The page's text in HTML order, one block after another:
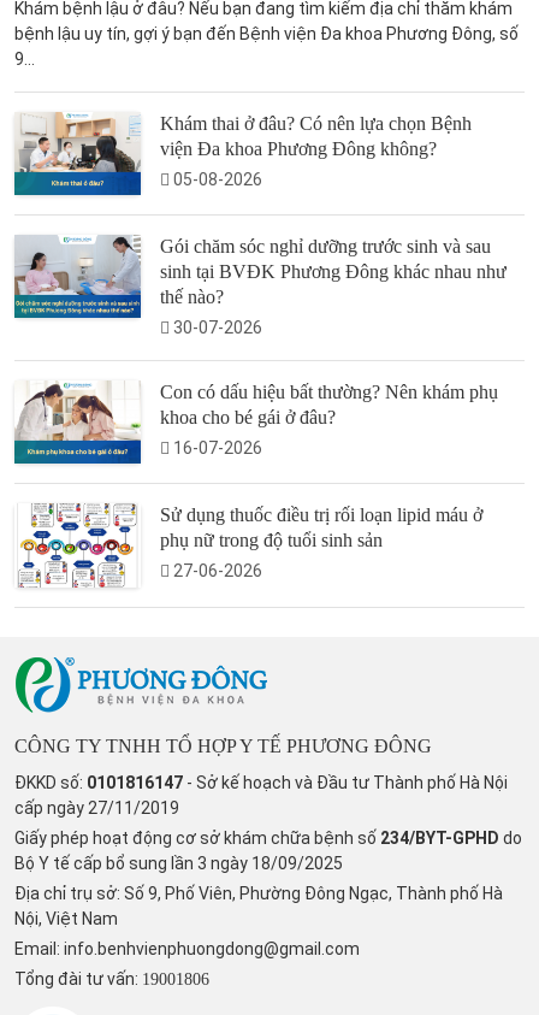
Khám bệnh lậu ở đâu? Nếu bạn đang tìm kiếm địa chỉ thăm khám
bệnh lậu uy tín, gợi ý bạn đến Bệnh viện Đa khoa Phương Đông, số
9...
Khám thai ở đâu? Có nên lựa chọn Bệnh
viện Đa khoa Phương Đông không?
05-08-2026
Gói chăm sóc nghỉ dưỡng trước sinh và sau
sinh tại BVĐK Phương Đông khác nhau như
thế nào?
30-07-2026
Con có dấu hiệu bất thường? Nên khám phụ
khoa cho bé gái ở đâu?
16-07-2026
Sử dụng thuốc điều trị rối loạn lipid máu ở
phụ nữ trong độ tuổi sinh sản
27-06-2026
CÔNG TY TNHH TỔ HỢP Y TẾ PHƯƠNG ĐÔNG
ĐKKD số: 0101816147 - Sở kế hoạch và Đầu tư Thành phố Hà Nội
cấp ngày 27/11/2019
Giấy phép hoạt động cơ sở khám chữa bệnh số 234/BYT-GPHD do
Bộ Y tế cấp bổ sung lần 3 ngày 18/09/2025
Địa chỉ trụ sở: Số 9, Phố Viên, Phường Đông Ngạc, Thành phố Hà
Nội, Việt Nam
Email: info.benhvienphuongdong@gmail.com
Tổng đài tư vấn: 19001806